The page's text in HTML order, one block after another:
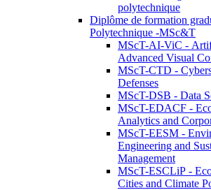
polytechnique
Diplôme de formation
Polytechnique -MSc&T
MScT-AI-ViC -
Advanced Visual
MScT-CTD -
Defenses
MScT-DSB - Data
MScT-EDACF -
Analytics and
MScT-EESM -
Engineering and
Management
MScT-ESCLiP -
Cities and Climate